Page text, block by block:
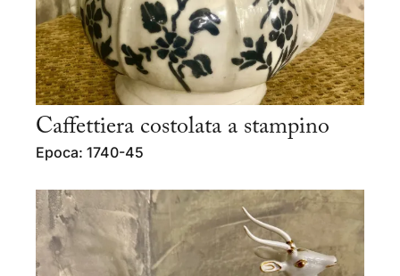
Caffettiera costolata a stampino
Epoca: 1740-45